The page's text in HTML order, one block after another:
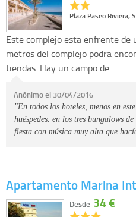
Plaza Paseo Riviera,
Este complejo esta enfrente de
metros del complejo podra
tiendas. Hay un campo de…
Anónimo el 30/04/2016
"En todos los hoteles, menos en
huéspedes. en los tres bungalows
fiesta con música muy alta que
Apartamento Marina
Desde 34 €